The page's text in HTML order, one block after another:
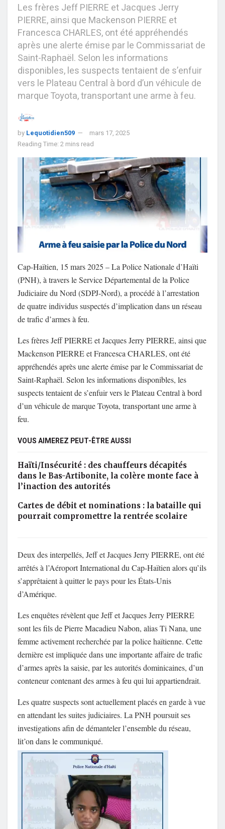
Les frères Jeff PIERRE et Jacques Jerry
PIERRE, ainsi que Mackenson PIERRE et
Francesca CHARLES, ont été appréhendés
après une alerte émise par le Commissariat de
Saint-Raphaël. Selon les informations
disponibles, les suspects tentaient de s’enfuir
vers le Plateau Central à bord d’un véhicule de
marque Toyota, transportant une arme à feu.
by Lequotidien509
mars 17, 2025
Reading Time: 2 mins read
Cap-Haïtien, 15 mars 2025 – La Police Nationale d’Haïti
(PNH), à travers le Service Départemental de la Police
Judiciaire du Nord (SDPJ-Nord), a procédé à l’arrestation
de quatre individus suspectés d’implication dans un réseau
de trafic d’armes à feu.
Les frères Jeff PIERRE et Jacques Jerry PIERRE, ainsi que
Mackenson PIERRE et Francesca CHARLES, ont été
appréhendés après une alerte émise par le Commissariat de
Saint-Raphaël. Selon les informations disponibles, les
suspects tentaient de s’enfuir vers le Plateau Central à bord
d’un véhicule de marque Toyota, transportant une arme à
feu.
VOUS AIMEREZ PEUT-ÊTRE AUSSI
Haïti/Insécurité : des chauffeurs décapités
dans le Bas-Artibonite, la colère monte face à
l’inaction des autorités
Cartes de débit et nominations : la bataille qui
pourrait compromettre la rentrée scolaire
Deux des interpellés, Jeff et Jacques Jerry PIERRE, ont été
arrêtés à l’Aéroport International du Cap-Haïtien alors qu’ils
s’apprêtaient à quitter le pays pour les États-Unis
d’Amérique.
Les enquêtes révèlent que Jeff et Jacques Jerry PIERRE
sont les fils de Pierre Macadieu Nabon, alias Ti Nana, une
femme activement recherchée par la police haïtienne. Cette
dernière est impliquée dans une importante affaire de trafic
d’armes après la saisie, par les autorités dominicaines, d’un
conteneur contenant des armes à feu qui lui appartiendrait.
Les quatre suspects sont actuellement placés en garde à vue
en attendant les suites judiciaires. La PNH poursuit ses
investigations afin de démanteler l’ensemble du réseau,
lit’on dans le communiqué.